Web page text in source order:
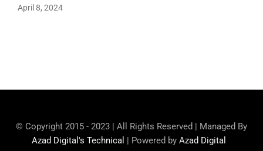
April 8, 2024
© Copyright 2015 - 2023 | All Rights Reserved | Managed By
Azad Digital's Technical | Powered by Azad Digital